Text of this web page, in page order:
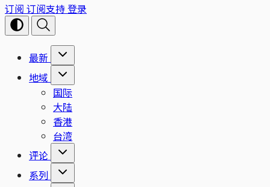
订阅 订阅支持登录
最新
地域
国际
大陆
香港
台湾
评论
系列